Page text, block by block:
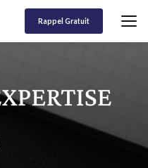
Rappel Gratuit